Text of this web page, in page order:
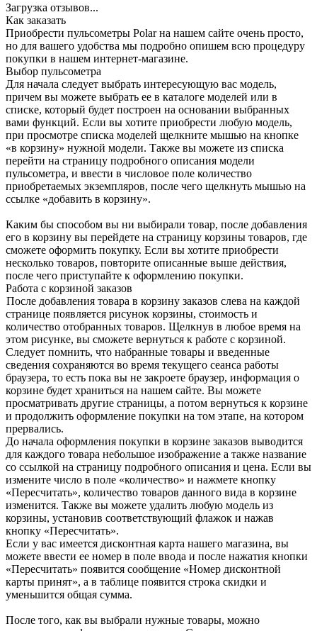
Загрузка отзывов...
Как заказать
Приобрести пульсометры Polar на нашем сайте очень просто,
но для вашего удобства мы подробно опишем всю процедуру
покупки в нашем интернет-магазине.
Выбор пульсометра
Для начала следует выбрать интересующую вас модель,
причем вы можете выбрать ее в каталоге моделей или в
списке, который будет построен на основании выбранных
вами функций. Если вы хотите приобрести любую модель,
при просмотре списка моделей щелкните мышью на кнопке
«в корзину» нужной модели. Также вы можете из списка
перейти на страницу подробного описания модели
пульсометра, и ввести в числовое поле количество
приобретаемых экземпляров, после чего щелкнуть мышью на
ссылке «добавить в корзину».
Каким бы способом вы ни выбирали товар, после добавления
его в корзину вы перейдете на страницу корзины товаров, где
сможете оформить покупку. Если вы хотите приобрести
несколько товаров, повторите описанные выше действия,
после чего приступайте к оформлению покупки.
Работа с корзиной заказов
После добавления товара в корзину заказов слева на каждой
странице появляется рисунок корзины, стоимость и
количество отобранных товаров. Щелкнув в любое время на
этом рисунке, вы сможете вернуться к работе с корзиной.
Следует помнить, что набранные товары и введенные
сведения сохраняются во время текущего сеанса работы
браузера, то есть пока вы не закроете браузер, информация о
корзине будет храниться на нашем сайте. Вы можете
просматривать другие страницы, а потом вернуться к корзине
и продолжить оформление покупки на том этапе, на котором
прервались.
До начала оформления покупки в корзине заказов выводится
для каждого товара небольшое изображение а также название
со ссылкой на страницу подробного описания и цена. Если вы
измените число в поле «количество» и нажмете кнопку
«Пересчитать», количество товаров данного вида в корзине
изменится. Также вы можете удалить любую модель из
корзины, установив соответствующий флажок и нажав
кнопку «Пересчитать».
Если у вас имеется дисконтная карта нашего магазина, вы
можете ввести ее номер в поле ввода и после нажатия кнопки
«Пересчитать» появится сообщение «Номер дисконтной
карты принят», а в таблице появится строка скидки и
уменьшится общая сумма.
После того, как вы выбрали нужные товары, можно